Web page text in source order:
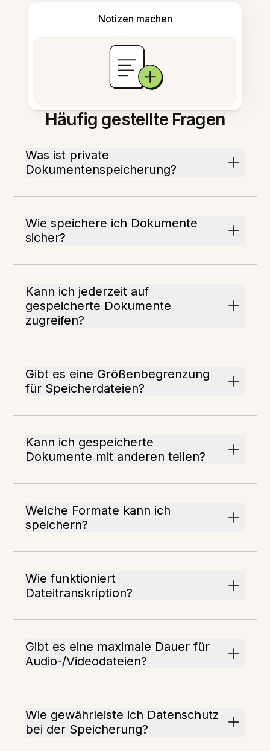
Notizen machen
Häufig gestellte Fragen
Was ist private
Dokumentenspeicherung?
Wie speichere ich Dokumente
sicher?
Kann ich jederzeit auf
gespeicherte Dokumente
zugreifen?
Gibt es eine Größenbegrenzung
für Speicherdateien?
Kann ich gespeicherte
Dokumente mit anderen teilen?
Welche Formate kann ich
speichern?
Wie funktioniert
Dateitranskription?
Gibt es eine maximale Dauer für
Audio-/Videodateien?
Wie gewährleiste ich Datenschutz
bei der Speicherung?